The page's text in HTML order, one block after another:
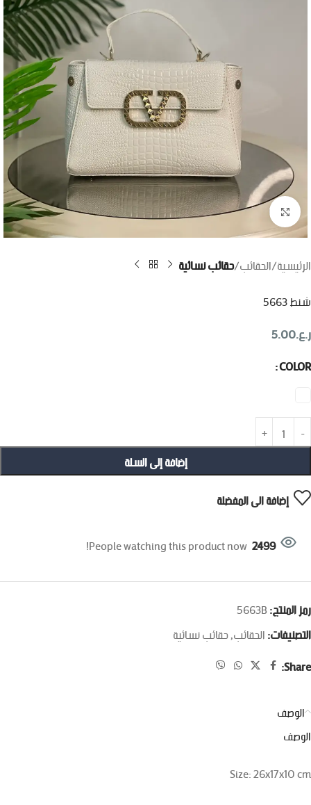
اضغط للتكبير
الرئيسية الحقائب حقائب نسائية
شنط 5663
ر.ع.5.00
COLOR
إضافة إلى السلة
إضافة الى المفضلة
2499
People watching this product now!
رمز المنتج:5663B
التصنيفات:الحقائب,حقائب نسائية
Share:
الوصف
الوصف
Size: 26x17x10 cm